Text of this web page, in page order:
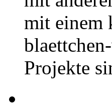
mit einem
Projekte